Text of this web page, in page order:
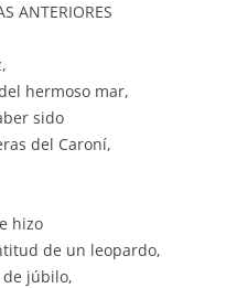
ANTERIORES
hermoso mar,
sido
del Caroní,
hizo
de un leopardo,
de júbilo,